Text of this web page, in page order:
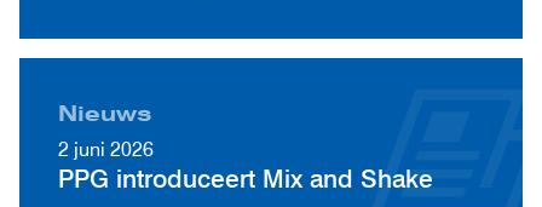
Nieuws
2 juni 2026
PPG introduceert Mix and Shake